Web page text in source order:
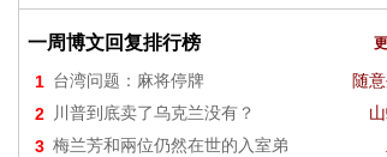
一周博文回复排行榜
1 台湾问题：麻将停牌 随
2 川普到底卖了乌克兰没有？
3 梅兰芳和兩位仍然在世的入室弟